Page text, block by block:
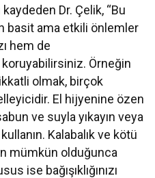
Dr. Çelik, “Bu
basit ama etkili önlemler
hem de
koruyabilirsiniz. Örneğin
olmak, birçok
El hijyenine özen
ve suyla yıkayın veya
Kalabalık ve kötü
mümkün olduğunca
ise bağışıklığınızı